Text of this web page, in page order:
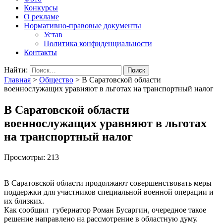
Конкурсы
О рекламе
Нормативно-правовые документы
Устав
Политика конфиденциальности
Контакты
Найти:
Главная > Общество > В Саратовской области
военнослужащих уравняют в льготах на транспортный налог
В Саратовской области
военнослужащих уравняют в льготах
на транспортный налог
Просмотры: 213
В Саратовской области продолжают совершенствовать меры
поддержки для участников специальной военной операции и
их близких.
Как сообщил губернатор Роман Бусаргин, очередное такое
решение направлено на рассмотрение в областную думу.